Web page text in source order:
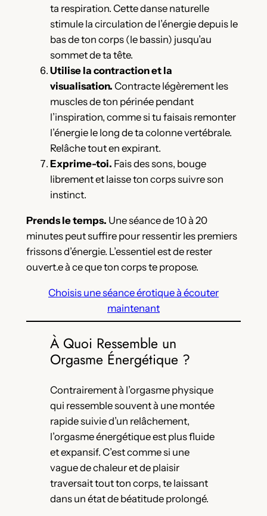
ta respiration. Cette danse naturelle
stimule la circulation de l’énergie depuis le
bas de ton corps (le bassin) jusqu’au
sommet de ta tête.
Utilise la contraction et la
visualisation. Contracte légèrement les
muscles de ton périnée pendant
l’inspiration, comme si tu faisais remonter
l’énergie le long de ta colonne vertébrale.
Relâche tout en expirant.
Exprime-toi. Fais des sons, bouge
librement et laisse ton corps suivre son
instinct.
Prends le temps. Une séance de 10 à 20
minutes peut suffire pour ressentir les premiers
frissons d’énergie. L’essentiel est de rester
ouvert.e à ce que ton corps te propose.
Choisis une séance érotique à écouter
maintenant
À Quoi Ressemble un
Orgasme Énergétique ?
Contrairement à l’orgasme physique
qui ressemble souvent à une montée
rapide suivie d’un relâchement,
l’orgasme énergétique est plus fluide
et expansif. C’est comme si une
vague de chaleur et de plaisir
traversait tout ton corps, te laissant
dans un état de béatitude prolongé.